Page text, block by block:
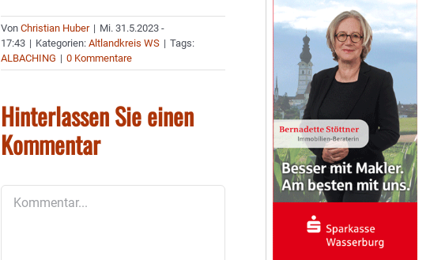
VonChristian Huber | Mi. 31.5.2023 -
17:43 | Kategorien:Altlandkreis WS | Tags:
ALBACHING | 0 Kommentare
Hinterlassen Sie einen
Kommentar